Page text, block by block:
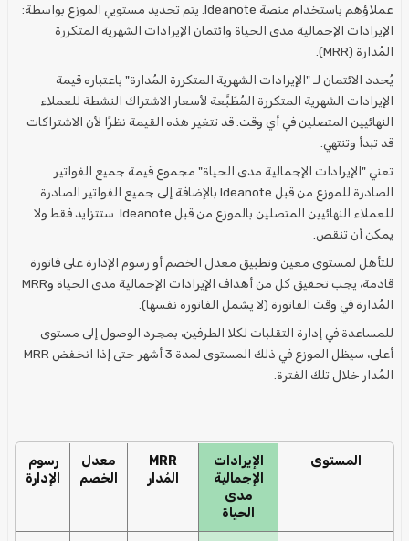
عملاؤهم باستخدام منصة Ideanote. يتم تحديد مستويي الموزع بواسطة:
الإيرادات الإجمالية مدى الحياة وائتمان الإيرادات الشهرية المتكررة
المُدارة (MRR).
يُحدد الائتمان لـ "الإيرادات الشهرية المتكررة المُدارة" باعتباره قيمة
الإيرادات الشهرية المتكررة المُطَبَّعة لأسعار الاشتراك النشطة للعملاء
النهائيين المتصلين في أي وقت. قد تتغير هذه القيمة نظرًا لأن الاشتراكات
قد تبدأ وتنتهي.
تعني "الإيرادات الإجمالية مدى الحياة" مجموع قيمة جميع الفواتير
الصادرة للموزع من قبل Ideanote بالإضافة إلى جميع الفواتير الصادرة
للعملاء النهائيين المتصلين بالموزع من قبل Ideanote. ستتزايد فقط ولا
يمكن أن تنقص.
للتأهل لمستوى معين وتطبيق معدل الخصم أو رسوم الإدارة على فاتورة
قادمة، يجب تحقيق كل من أهداف الإيرادات الإجمالية مدى الحياة وMRR
المُدارة في وقت الفاتورة (لا يشمل الفاتورة نفسها).
للمساعدة في إدارة التقلبات لكلا الطرفين، بمجرد الوصول إلى مستوى
أعلى، سيظل الموزع في ذلك المستوى لمدة 3 أشهر حتى إذا انخفض MRR
المُدار خلال تلك الفترة.
المستوى
الإيرادات
الإجمالية
مدى
الحياة
MRR
المُدار
معدل
الخصم
رسوم
الإدارة